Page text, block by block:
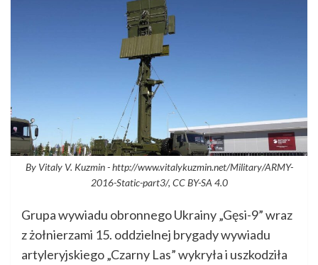
By Vitaly V. Kuzmin - http://www.vitalykuzmin.net/Military/ARMY-
2016-Static-part3/, CC BY-SA 4.0
Grupa wywiadu obronnego Ukrainy „Gęsi-9” wraz
z żołnierzami 15. oddzielnej brygady wywiadu
artyleryjskiego „Czarny Las” wykryła i uszkodziła